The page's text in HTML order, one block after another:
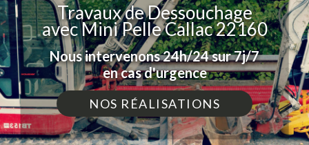
Travaux de Dessouchage
avec Mini Pelle Callac 22160
Nous intervenons 24h/24 sur 7j/7
en cas d'urgence
NOS RÉALISATIONS